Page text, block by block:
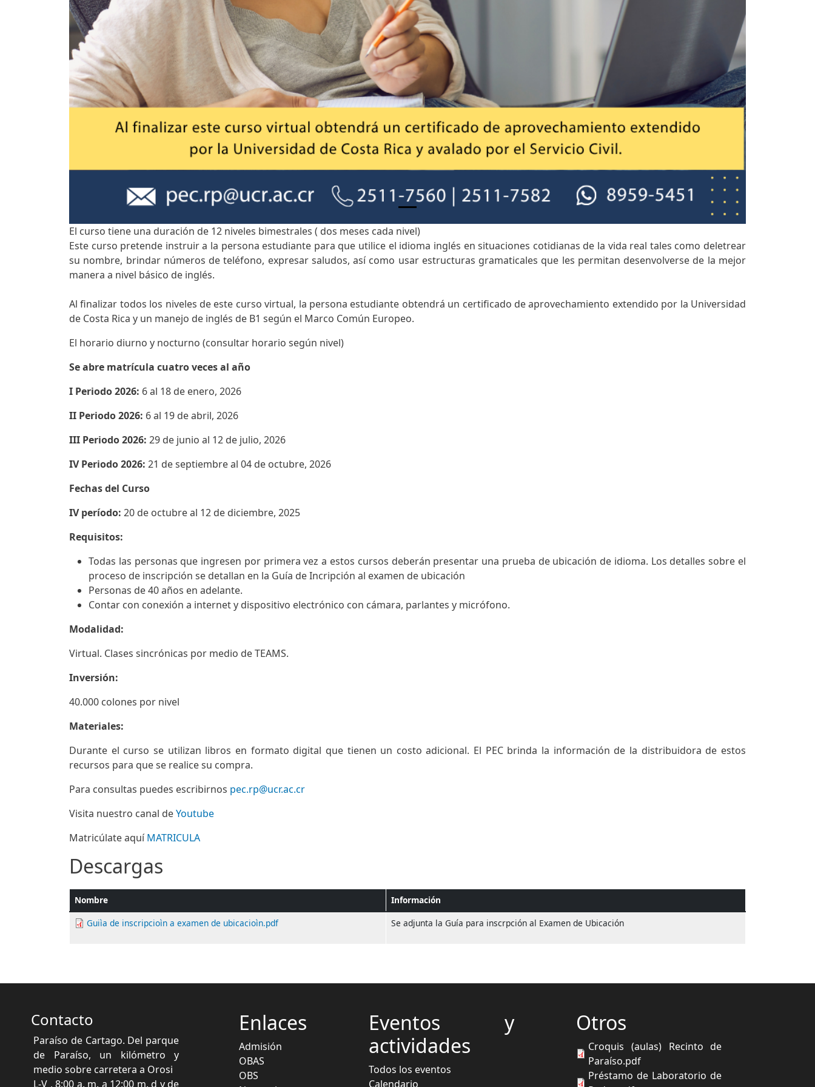
El curso tiene una duración de 12 niveles bimestrales ( dos meses cada nivel)
Este curso pretende instruir a la persona estudiante para que utilice el idioma inglés en situaciones cotidianas de la vida real tales como deletrear
su nombre, brindar números de teléfono, expresar saludos, así como usar estructuras gramaticales que les permitan desenvolverse de la mejor
manera a nivel básico de inglés.
Al finalizar todos los niveles de este curso virtual, la persona estudiante obtendrá un certificado de aprovechamiento extendido por la Universidad
de Costa Rica y un manejo de inglés de B1 según el Marco Común Europeo.
El horario diurno y nocturno (consultar horario según nivel)
Se abre matrícula cuatro veces al año
I Periodo 2026: 6 al 18 de enero, 2026
II Periodo 2026: 6 al 19 de abril, 2026
III Periodo 2026: 29 de junio al 12 de julio, 2026
IV Periodo 2026: 21 de septiembre al 04 de octubre, 2026
Fechas del Curso
IV período: 20 de octubre al 12 de diciembre, 2025
Requisitos:
Todas las personas que ingresen por primera vez a estos cursos deberán presentar una prueba de ubicación de idioma. Los detalles sobre el
proceso de inscripción se detallan en la Guía de Incripción al examen de ubicación
Personas de 40 años en adelante.
Contar con conexión a internet y dispositivo electrónico con cámara, parlantes y micrófono.
Modalidad:
Virtual. Clases sincrónicas por medio de TEAMS.
Inversión:
40.000 colones por nivel
Materiales:
Durante el curso se utilizan libros en formato digital que tienen un costo adicional. El PEC brinda la información de la distribuidora de estos
recursos para que se realice su compra.
Para consultas puedes escribirnos pec.rp@ucr.ac.cr
Visita nuestro canal deYoutube
Matricúlate aquíMATRICULA
Descargas
Nombre
Información
Guiìa de inscripcioìn a examen de ubicacioìn.pdf
Se adjunta la Guía para inscrpción al Examen de Ubicación
Contacto
Paraíso de Cartago. Del parque
de Paraíso, un kilómetro y
medio sobre carretera a Orosi
L-V , 8:00 a. m. a 12:00 m. d y de
Enlaces
Admisión
OBAS
OBS
Eventos y
actividades
Todos los eventos
Calendario
Otros
Croquis (aulas) Recinto de
Paraíso.pdf
Préstamo de Laboratorio de